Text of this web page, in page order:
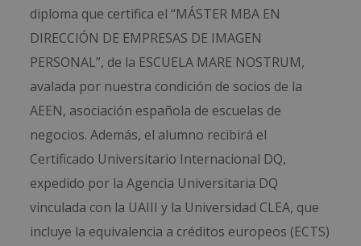
diploma que certifica el “MÁSTER MBA EN
DIRECCIÓN DE EMPRESAS DE IMAGEN
PERSONAL”, de la ESCUELA MARE NOSTRUM,
avalada por nuestra condición de socios de la
AEEN, asociación española de escuelas de
negocios. Además, el alumno recibirá el
Certificado Universitario Internacional DQ,
expedido por la Agencia Universitaria DQ
vinculada con la UAIII y la Universidad CLEA, que
incluye la equivalencia a créditos europeos (ECTS)